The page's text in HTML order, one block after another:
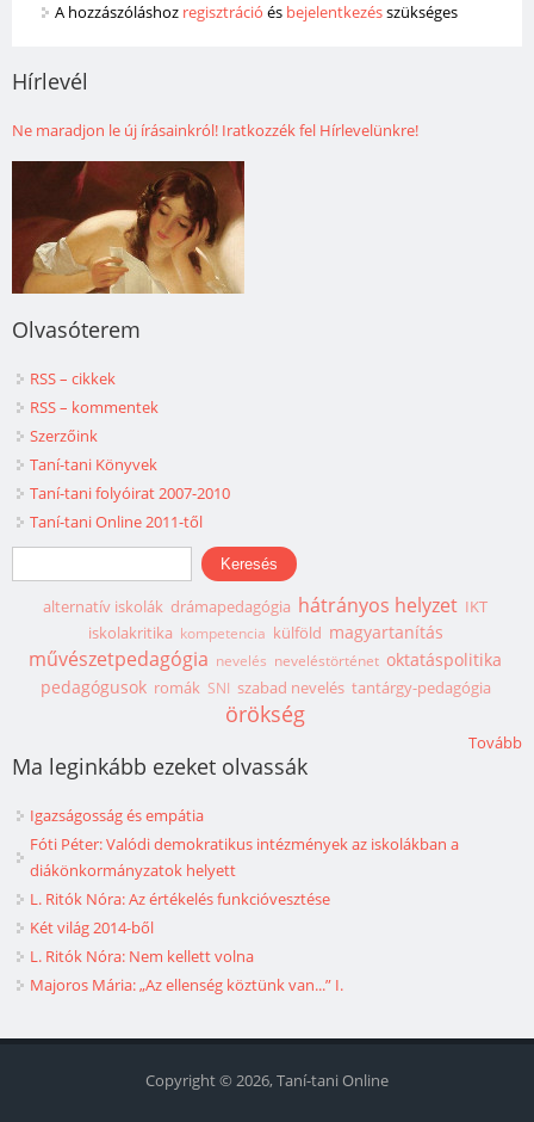
A hozzászóláshoz regisztráció és bejelentkezésszükséges
Hírlevél
Ne maradjon le új írásainkról! Iratkozzék fel Hírlevelünkre!
Olvasóterem
RSS – cikkek
RSS – kommentek
Szerzőink
Taní-tani Könyvek
Taní-tani folyóirat 2007-2010
Taní-tani Online 2011-től
Keresés űrlap
Keresés
alternatív iskolák drámapedagógia hátrányos helyzet IKT
iskolakritika kompetencia külföld magyartanítás
művészetpedagógia nevelés neveléstörténet oktatáspolitika
pedagógusok romák SNI szabad nevelés tantárgy-pedagógia
örökség
Tovább
Ma leginkább ezeket olvassák
Igazságosság és empátia
Fóti Péter: Valódi demokratikus intézmények az iskolákban a
diákönkormányzatok helyett
L. Ritók Nóra: Az értékelés funkcióvesztése
Két világ 2014-ből
L. Ritók Nóra: Nem kellett volna
Majoros Mária: „Az ellenség köztünk van...” I.
Copyright © 2026, Taní-tani Online